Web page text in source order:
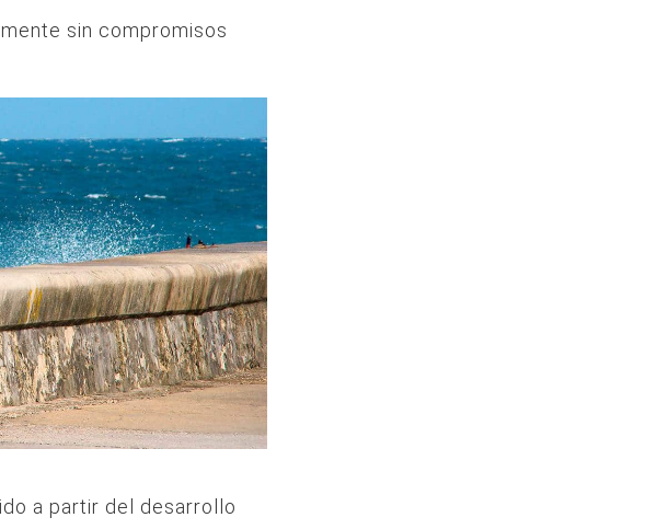
sin compromisos
a partir del desarrollo